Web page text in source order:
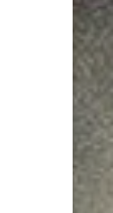
Jean
Katie Miller